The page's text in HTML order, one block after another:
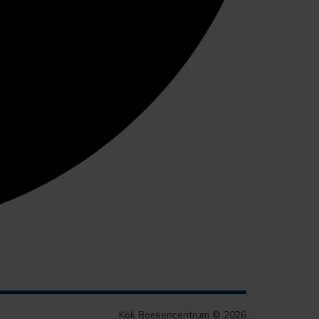
Kok Boekencentrum © 2026